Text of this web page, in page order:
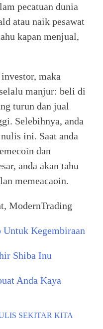
pecatuan dunia
atau naik pesawat
kapan menjual,
maka
manjur: beli di
turun dan jual
Selebihnya, anda
ini. Saat anda
dan
anda akan tahu
memeacaoin.
ModernTrading
Kegembiraan
Shiba Inu
Anda Kaya
SEKITAR KITA